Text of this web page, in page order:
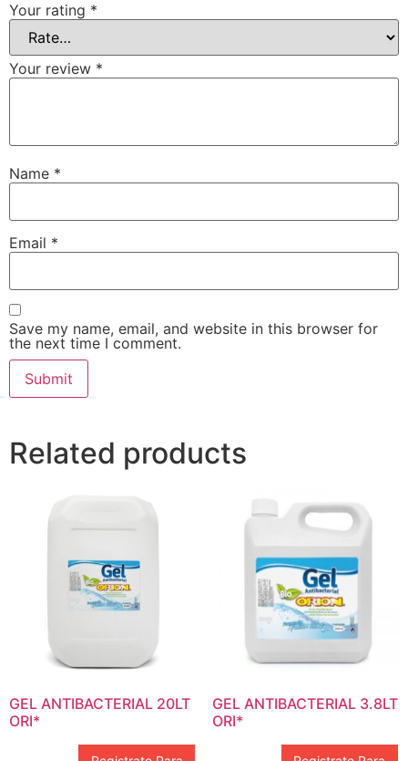
Your rating *
Your review *
Name *
Email *
Save my name, email, and website in this browser for
the next time I comment.
Related products
GEL ANTIBACTERIAL 20LT
ORI*
GEL ANTIBACTERIAL 3.8LT
ORI*